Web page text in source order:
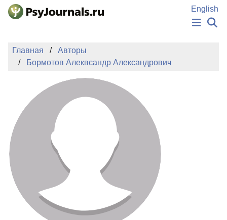
Перейти к основному содержанию
English
ИЗДАНИЯ
АВТОРЫ
ПОДАТЬ РУКОПИСЬ
БАЗА ЗНАНИЙ
КЛЮЧЕВЫЕ СЛОВА
Регистрация
Главная
Авторы
Бормотов Алеквсандр Александрович